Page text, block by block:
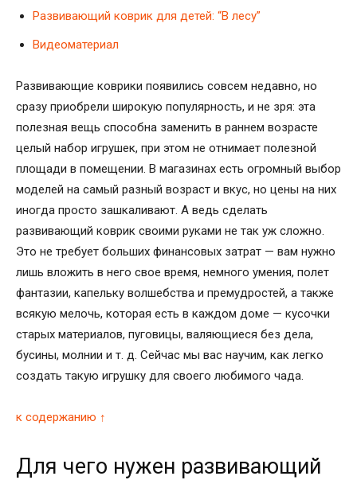
Развивающий коврик для детей: “В лесу”
Видеоматериал
Развивающие коврики появились совсем недавно, но
сразу приобрели широкую популярность, и не зря: эта
полезная вещь способна заменить в раннем возрасте
целый набор игрушек, при этом не отнимает полезной
площади в помещении. В магазинах есть огромный выбор
моделей на самый разный возраст и вкус, но цены на них
иногда просто зашкаливают. А ведь сделать
развивающий коврик своими руками не так уж сложно.
Это не требует больших финансовых затрат — вам нужно
лишь вложить в него свое время, немного умения, полет
фантазии, капельку волшебства и премудростей, а также
всякую мелочь, которая есть в каждом доме — кусочки
старых материалов, пуговицы, валяющиеся без дела,
бусины, молнии и т. д. Сейчас мы вас научим, как легко
создать такую игрушку для своего любимого чада.
к содержанию ↑
Для чего нужен развивающий